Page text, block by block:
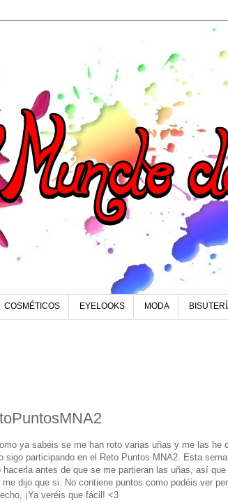
COSMÉTICOS EYELOOKS MODA
ya sabéis se me han roto varias uñas y me las
sigo participando en el Reto Puntos MNA2. Esta
antes de que se me partieran las uñas, así
dijo que si. No contiene puntos como podéis ver
¡Ya veréis que fácil! <3